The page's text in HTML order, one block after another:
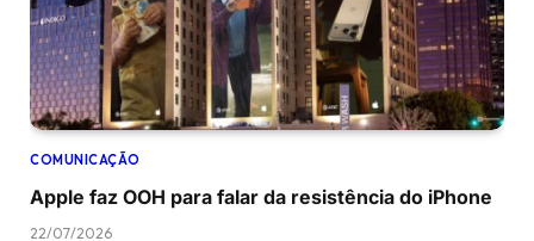
COMUNICAÇÃO
Apple faz OOH para falar da resistência do iPhone
22/07/2026